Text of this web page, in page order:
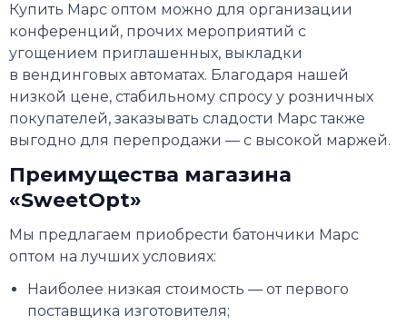
Купить Марс оптом можно для организации
конференций, прочих мероприятий с
угощением приглашенных, выкладки
в вендинговых автоматах. Благодаря нашей
низкой цене, стабильному спросу у розничных
покупателей, заказывать сладости Марс также
выгодно для перепродажи — с высокой маржей.
Преимущества магазина
«SweetOpt»
Мы предлагаем приобрести батончики Марс
оптом на лучших условиях:
Наиболее низкая стоимость — от первого
поставщика изготовителя;